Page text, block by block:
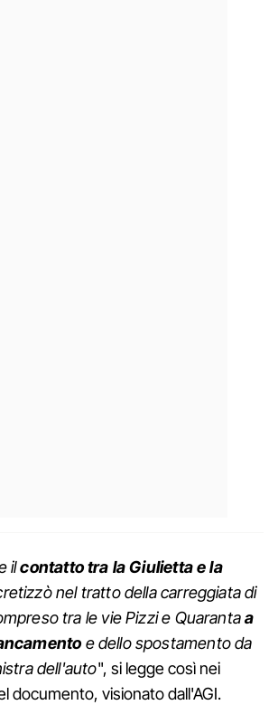
ilcontatto tra la Giulietta e la
nel tratto della carreggiata di
tra le vie Pizzi e Quarantaa
e dello spostamento da
dell'auto", si legge così nei
documento, visionato dall'AGI.